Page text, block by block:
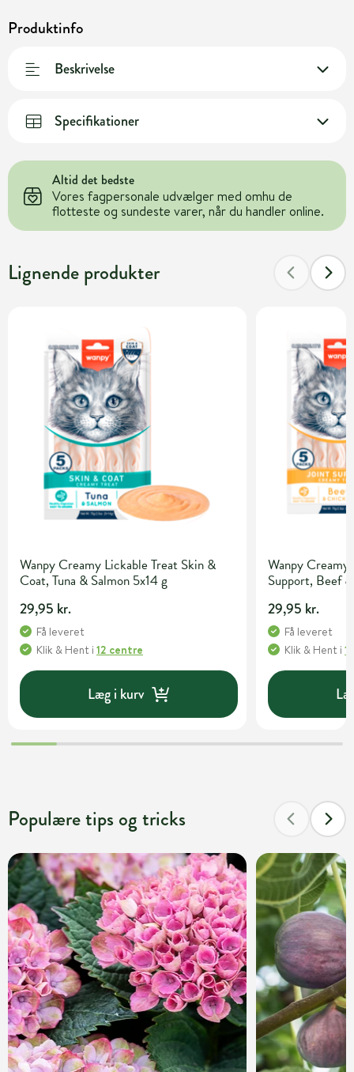
Produktinfo
Beskrivelse
Specifikationer
Altid det bedste
Vores fagpersonale udvælger med omhu de
flotteste og sundeste varer, når du handler online.
Lignende produkter
Wanpy Creamy Lickable Treat Skin &
Coat, Tuna & Salmon 5x14 g
29,95 kr.
Få leveret
Klik & Hent i 12 centre
Læg i kurv
Wanpy
Support, Beef
29,95 kr.
Få leveret
Klik & Hent i
Populære tips og tricks